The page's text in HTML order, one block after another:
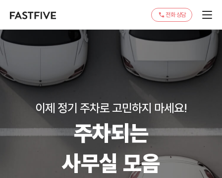
전화 상담
이제 정기 주차로 고민하지 마세요!
주차되는
사무실 모음